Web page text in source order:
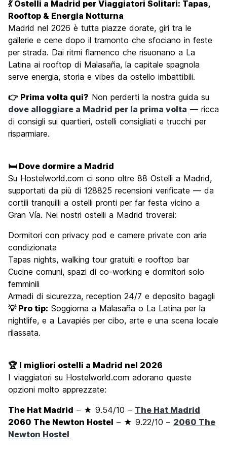
Luoghi di interesse culturale
Festa / Vita notturna
Qualita' Prezzo
8.1
💃 Ostelli a Madrid per Viaggiatori Solitari: Tapas,
Rooftop & Energia Notturna
Madrid nel 2026 è tutta piazze dorate, giri tra le
gallerie e cene dopo il tramonto che sfociano in feste
per strada. Dai ritmi flamenco che risuonano a La
Latina ai rooftop di Malasaña, la capitale spagnola
serve energia, storia e vibes da ostello imbattibili.
👉 Prima volta qui? Non perderti la nostra guida su
dove alloggiare a Madrid per la prima volta — ricca
di consigli sui quartieri, ostelli consigliati e trucchi per
risparmiare.
🛏️ Dove dormire a Madrid
Su Hostelworld.com ci sono oltre 88 Ostelli a Madrid,
supportati da più di 128825 recensioni verificate — da
cortili tranquilli a ostelli pronti per far festa vicino a
Gran Vía. Nei nostri ostelli a Madrid troverai:
Dormitori con privacy pod e camere private con aria
condizionata
Tapas nights, walking tour gratuiti e rooftop bar
Cucine comuni, spazi di co-working e dormitori solo
femminili
Armadi di sicurezza, reception 24/7 e deposito bagagli
💡 Pro tip: Soggiorna a Malasaña o La Latina per la
nightlife, e a Lavapiés per cibo, arte e una scena locale
rilassata.
🏆 I migliori ostelli a Madrid nel 2026
I viaggiatori su Hostelworld.com adorano queste
opzioni molto apprezzate:
The Hat Madrid – ★ 9.54/10 – The Hat Madrid
2060 The Newton Hostel – ★ 9.22/10 – 2060 The
Newton Hostel